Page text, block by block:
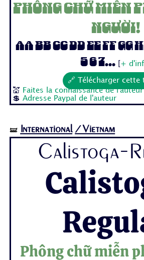
Phông chữ miễn
người!
Aa Bb Cc Dd Ee Ff Gg
5 6 7...[ +
🔗 Télécharger cette
💒
Faites la connaissance de
💲Adresse Paypal de l'auteur
🝛 International /Vietnam
Calistoga-
Phông chữ miễn